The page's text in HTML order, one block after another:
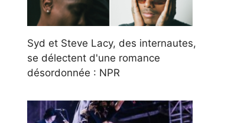
Syd et Steve Lacy, des internautes,
se délectent d'une romance
désordonnée : NPR